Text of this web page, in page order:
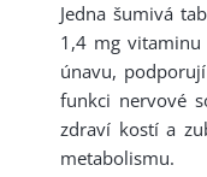
Jedna šumivá
1,4 mg vitaminu
únavu,
funkci nervové
zdraví kostí a
metabolismu.